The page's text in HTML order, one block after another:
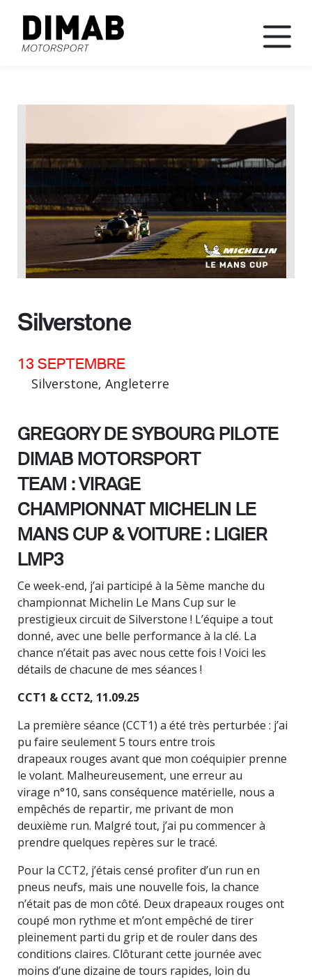
News
Races
Team
Contact
Silverstone
13 SEPTEMBRE
Silverstone, Angleterre
GREGORY DE SYBOURG PILOTE
DIMAB MOTORSPORT
TEAM : VIRAGE
CHAMPIONNAT MICHELIN LE
MANS CUP & VOITURE : LIGIER
LMP3
Ce week-end, j’ai participé à la 5ème manche du
championnat Michelin Le Mans Cup sur le
prestigieux circuit de Silverstone ! L’équipe a tout
donné, avec une belle performance à la clé. La
chance n’était pas avec nous cette fois ! Voici les
détails de chacune de mes séances !
CCT1 & CCT2, 11.09.25
La première séance (CCT1) a été très perturbée : j’ai
pu faire seulement 5 tours entre trois
drapeaux rouges avant que mon coéquipier prenne
le volant. Malheureusement, une erreur au
virage n°10, sans conséquence matérielle, nous a
empêchés de repartir, me privant de mon
deuxième run. Malgré tout, j’ai pu commencer à
prendre quelques repères sur le tracé.
Pour la CCT2, j’étais censé profiter d’un run en
pneus neufs, mais une nouvelle fois, la chance
n’était pas de mon côté. Deux drapeaux rouges ont
coupé mon rythme et m’ont empêché de tirer
pleinement parti du grip et de rouler dans des
conditions claires. Clôturant cette journée avec
moins d’une dizaine de tours rapides, loin du